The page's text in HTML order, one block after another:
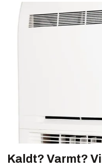
Kaldt? Varmt?